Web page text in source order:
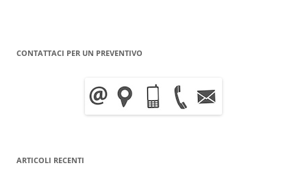
CONTATTACI PER UN PREVENTIVO
ARTICOLI RECENTI